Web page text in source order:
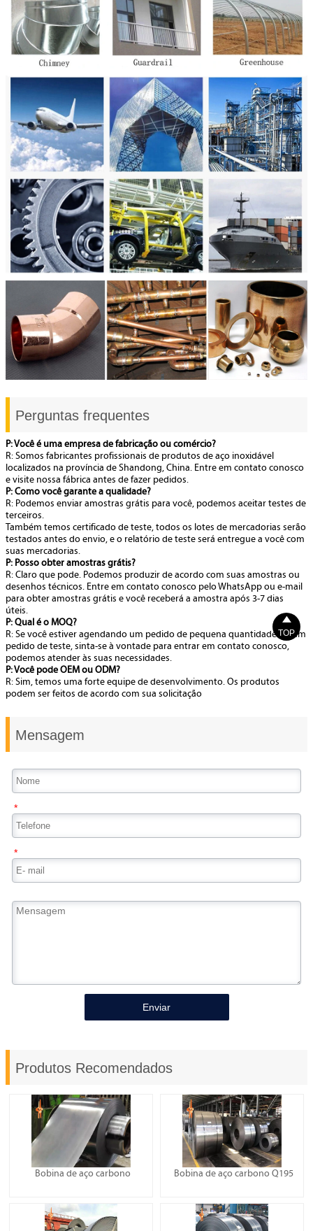
Perguntas frequentes
P: Você é uma empresa de fabricação ou comércio?
R: Somos fabricantes profissionais de produtos de aço inoxidável
localizados na província de Shandong, China. Entre em contato conosco
e visite nossa fábrica antes de fazer pedidos.
P: Como você garante a qualidade?
R: Podemos enviar amostras grátis para você, podemos aceitar testes de
terceiros.
Também temos certificado de teste, todos os lotes de mercadorias serão
testados antes do envio, e o relatório de teste será entregue a você com
suas mercadorias.
P: Posso obter amostras grátis?
R: Claro que pode. Podemos produzir de acordo com suas amostras ou
desenhos técnicos. Entre em contato conosco pelo WhatsApp ou e-mail
para obter amostras grátis e você receberá a amostra após 3-7 dias
úteis.
P: Qual é o MOQ?
R: Se você estiver agendando um pedido de pequena quantidade ou um
pedido de teste, sinta-se à vontade para entrar em contato conosco,
podemos atender às suas necessidades.
P: Você pode OEM ou ODM?
R: Sim, temos uma forte equipe de desenvolvimento. Os produtos
podem ser feitos de acordo com sua solicitação
Mensagem
*
*
Enviar
Produtos Recomendados
Bobina de aço carbono Bobina de aço carbono Q195

TOP